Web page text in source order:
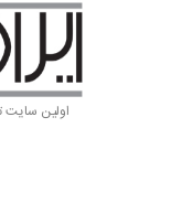
اولین سایت